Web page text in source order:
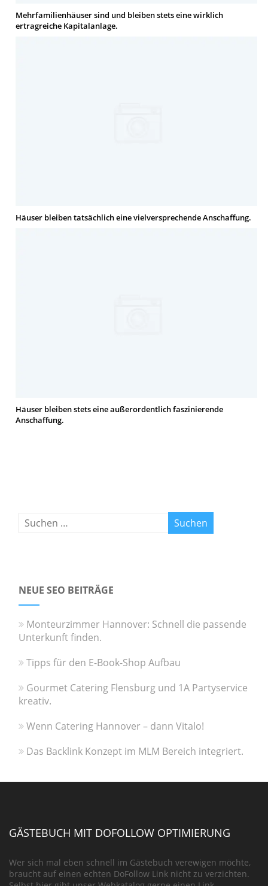
Mehrfamilienhäuser sind und bleiben stets eine wirklich
ertragreiche Kapitalanlage.
Häuser bleiben tatsächlich eine vielversprechende Anschaffung.
Häuser bleiben stets eine außerordentlich faszinierende
Anschaffung.
NEUE SEO BEITRÄGE
Monteurzimmer Hannover: Schnell die passende
Unterkunft finden.
Tipps für den E-Book-Shop Aufbau
Gourmet Catering Flensburg und 1A Partyservice
kreativ.
Wenn Catering Hannover – dann Vitalo!
Das Backlink Konzept im MLM Bereich integriert.
GÄSTEBUCH MIT DOFOLLOW OPTIMIERUNG
Wer sich mal eben schnell im Gästebuch verewigen möchte,
braucht auf einen echten DoFollow Link nicht zu verzichten.